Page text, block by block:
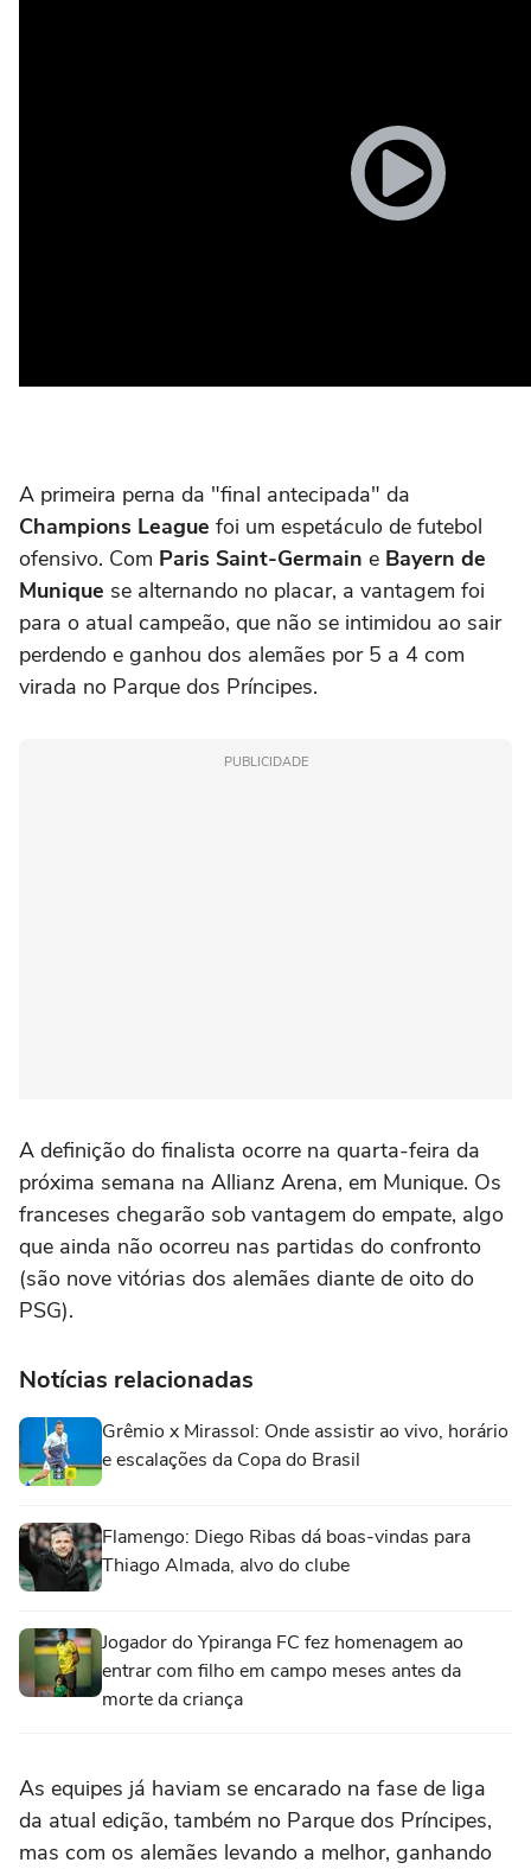
A primeira perna da "final antecipada" da
Champions League foi um espetáculo de futebol
ofensivo. Com Paris Saint-Germain e Bayern de
Munique se alternando no placar, a vantagem foi
para o atual campeão, que não se intimidou ao sair
perdendo e ganhou dos alemães por 5 a 4 com
virada no Parque dos Príncipes.
PUBLICIDADE
A definição do finalista ocorre na quarta-feira da
próxima semana na Allianz Arena, em Munique. Os
franceses chegarão sob vantagem do empate, algo
que ainda não ocorreu nas partidas do confronto
(são nove vitórias dos alemães diante de oito do
PSG).
Notícias relacionadas
Grêmio x Mirassol: Onde assistir ao vivo, horário
e escalações da Copa do Brasil
Flamengo: Diego Ribas dá boas-vindas para
Thiago Almada, alvo do clube
Jogador do Ypiranga FC fez homenagem ao
entrar com filho em campo meses antes da
morte da criança
As equipes já haviam se encarado na fase de liga
da atual edição, também no Parque dos Príncipes,
mas com os alemães levando a melhor, ganhando